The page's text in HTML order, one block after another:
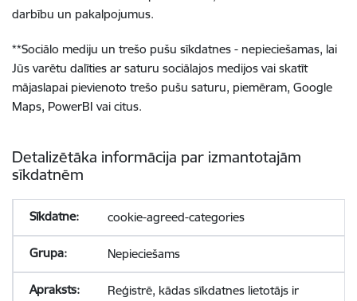
darbību un pakalpojumus.
**Sociālo mediju un trešo pušu sīkdatnes - nepieciešamas, lai
Jūs varētu dalīties ar saturu sociālajos medijos vai skatīt
mājaslapai pievienoto trešo pušu saturu, piemēram, Google
Maps, PowerBI vai citus.
Detalizētāka informācija par izmantotajām
sīkdatnēm
cookie-agreed-categories
Nepieciešams
Reģistrē, kādas sīkdatnes lietotājs ir